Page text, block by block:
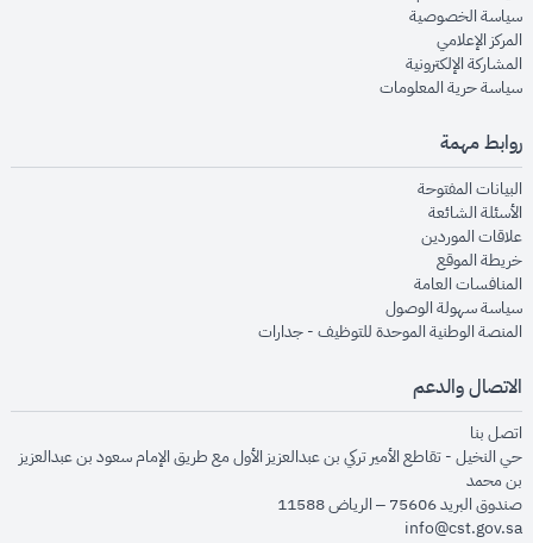
سياسة الخصوصيةopens in new window
المركز الإعلاميopens in new window
المشاركة الإلكترونيةopens in new window
سياسة حرية المعلوماتopens in new window
روابط مهمة
البيانات المفتوحةopens in new window
الأسئلة الشائعةopens in new window
علاقات الموردينopens in new window
خريطة الموقعopens in new window
المنافسات العامةopens in new window
سياسة سهولة الوصولopens in new window
المنصة الوطنية الموحدة للتوظيف - جداراتopens in new window
الاتصال والدعم
اتصل بنا
حي النخيل - تقاطع الأمير تركي بن عبدالعزيز الأول مع طريق الإمام سعود بن عبدالعزيز
بن محمد
صندوق البريد 75606 – الرياض 11588
info@cst.gov.sa